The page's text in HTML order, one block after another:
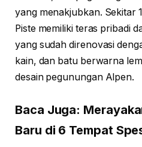
yang menakjubkan. Sekitar
Piste memiliki teras pribadi
yang sudah direnovasi
kain, dan batu berwarna
desain pegunungan Alpen.
Baca Juga:
Baru di 6 Tempat